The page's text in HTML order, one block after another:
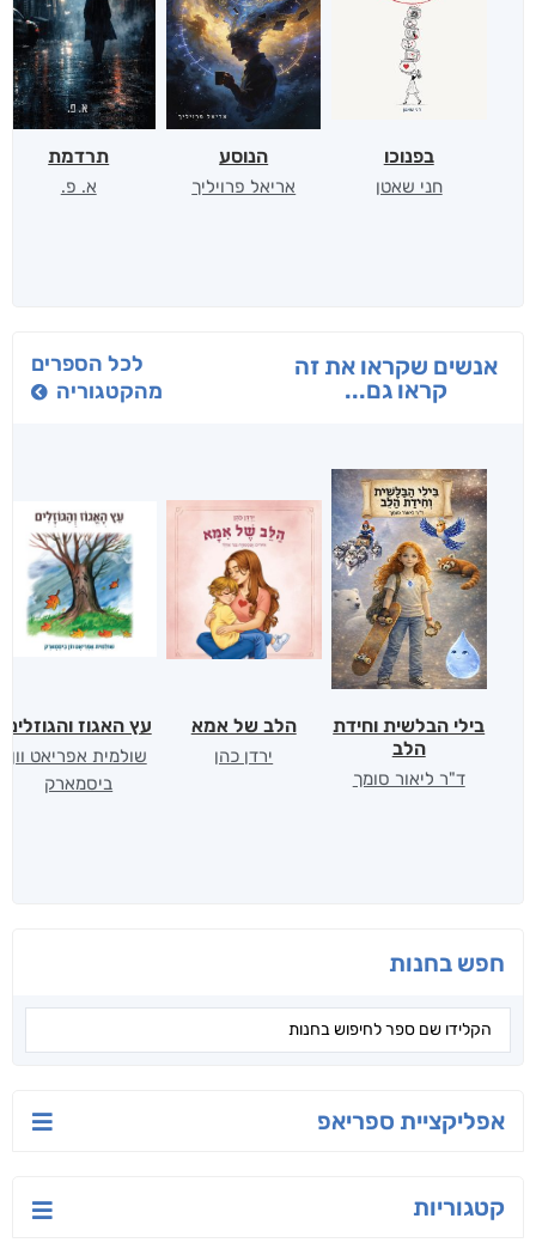
חפש בחנות
אפליקציית ספריאפ
קטגוריות
בפנוכו
חני שאטן
הנוסע
אריאל פרויליך
תרדמת
א. פ.
אנשים שקראו את זה
קראו גם...
לכל הספרים
מהקטגוריה
בילי הבלשית וחידת
הלב
ד"ר ליאור סומך
הלב של אמא
ירדן כהן
עץ האגוז והגוזלים
שולמית אפריאט וון
ביסמארק